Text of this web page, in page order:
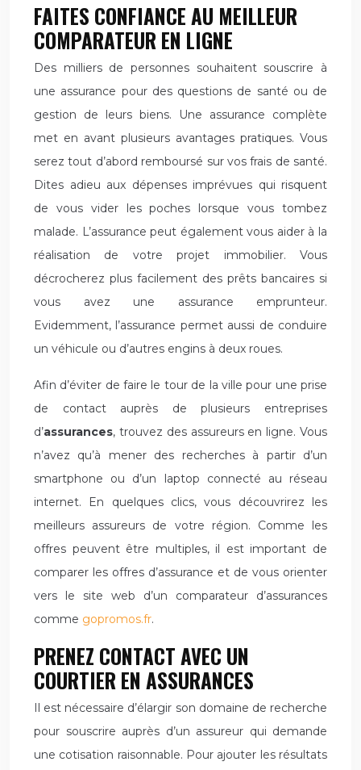
FAITES CONFIANCE AU MEILLEUR
COMPARATEUR EN LIGNE
Des milliers de personnes souhaitent souscrire à
une assurance pour des questions de santé ou de
gestion de leurs biens. Une assurance complète
met en avant plusieurs avantages pratiques. Vous
serez tout d’abord remboursé sur vos frais de santé.
Dites adieu aux dépenses imprévues qui risquent
de vous vider les poches lorsque vous tombez
malade. L’assurance peut également vous aider à la
réalisation de votre projet immobilier. Vous
décrocherez plus facilement des prêts bancaires si
vous avez une assurance emprunteur.
Evidemment, l’assurance permet aussi de conduire
un véhicule ou d’autres engins à deux roues.
Afin d’éviter de faire le tour de la ville pour une prise
de contact auprès de plusieurs entreprises
d’assurances, trouvez des assureurs en ligne. Vous
n’avez qu’à mener des recherches à partir d’un
smartphone ou d’un laptop connecté au réseau
internet. En quelques clics, vous découvrirez les
meilleurs assureurs de votre région. Comme les
offres peuvent être multiples, il est important de
comparer les offres d’assurance et de vous orienter
vers le site web d’un comparateur d’assurances
comme gopromos.fr.
PRENEZ CONTACT AVEC UN
COURTIER EN ASSURANCES
Il est nécessaire d’élargir son domaine de recherche
pour souscrire auprès d’un assureur qui demande
une cotisation raisonnable. Pour ajouter les résultats